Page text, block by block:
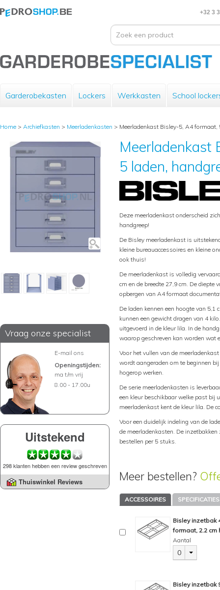
+32 3
Garderobekasten Lockers Werkkasten School
Home > Archiefkasten > Meerladenkasten > Meerladenkast Bisley-5, A4 formaat,
Vraag onze specialist
E-mail ons
Openingstijden:
ma t/m vrij
8.00 - 17.00u
Uitstekend
298 klanten hebben een review geschreven
Thuiswinkel Reviews
Meerladenkast
5 laden,
Deze meerladenkast onderscheid
handgreep!
De Bisley meerladenkast is
kleine bureauaccessoires en kleine
ook thuis!
De meerladenkast is volledig
cm en de breedte 27,9 cm. De diepte
opbergen van A4 formaat
De laden kennen een hoogte van
kunnen een gewicht dragen van 4
uitgevoerd in de kleur lila. In de
waarop geschreven kan worden wat
Voor het vullen van de
wordt aangeraden om te beginnen
hogerop werken.
De serie meerladenkasten is
een kleur beschikbaar welke past bij
meerladenkast kent de kleur lila. De
Voor een duidelijk indeling van de
de meerladenkasten. De
bestellen per 5 stuks.
Meer bestellen?
ACCESSOIRES SPECIFICATIES
Bisley inzetbak
formaat, 2.2 cm
Aantal
0
Bisley inzetbak